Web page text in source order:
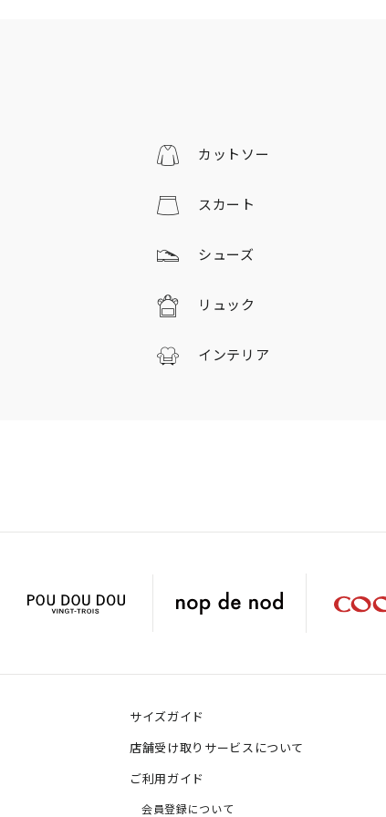
カットソー
スカート
シューズ
リュック
インテリア
サイズガイド
店舗受け取りサービスについて
ご利用ガイド
会員登録について